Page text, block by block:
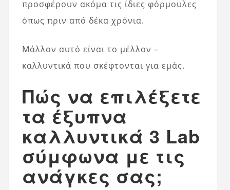
προσφέρουν ακόμα τις ίδιες φόρμουλες
όπως πριν από δέκα χρόνια.
Μάλλον αυτό είναι το μέλλον –
καλλυντικά που σκέφτονται για εμάς.
Πώς να επιλέξετε
τα έξυπνα
καλλυντικά 3 Lab
σύμφωνα με τις
ανάγκες σας;